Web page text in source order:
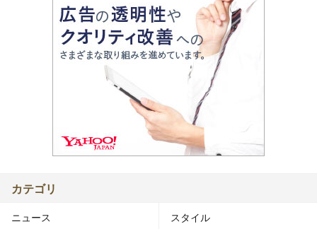
カテゴリ
ニュース スタイル